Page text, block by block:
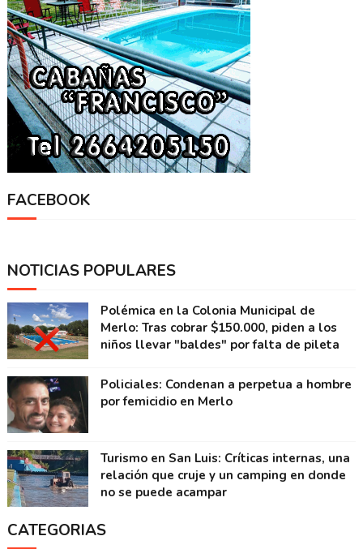
FACEBOOK
NOTICIAS POPULARES
Polémica en la Colonia Municipal de
Merlo: Tras cobrar $150.000, piden a los
niños llevar "baldes" por falta de pileta
Policiales: Condenan a perpetua a hombre
por femicidio en Merlo
Turismo en San Luis: Críticas internas, una
relación que cruje y un camping en donde
no se puede acampar
CATEGORIAS